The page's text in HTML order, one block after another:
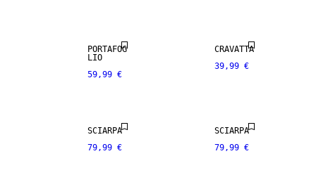
PORTAFOG
LIO
59,99 €
CRAVATTA
39,99 €
100% LANA
MERINO
PREMIUM
SCIARPA
79,99 €
100% LANA
MERINO
SCIARPA
79,99 €
PREMIUM
VERA PELLE
PREMIUM